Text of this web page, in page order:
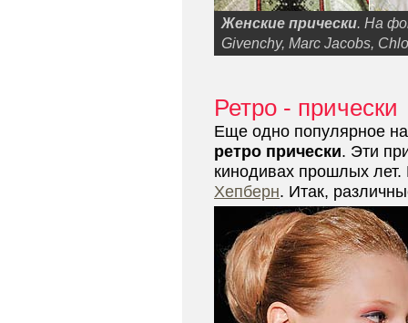
Женские прически. На
Givenchy, Marc Jacobs,
Ретро - прически
Еще одно популярное
ретро прически. Эти
кинодивах прошлых
Хепберн. Итак,